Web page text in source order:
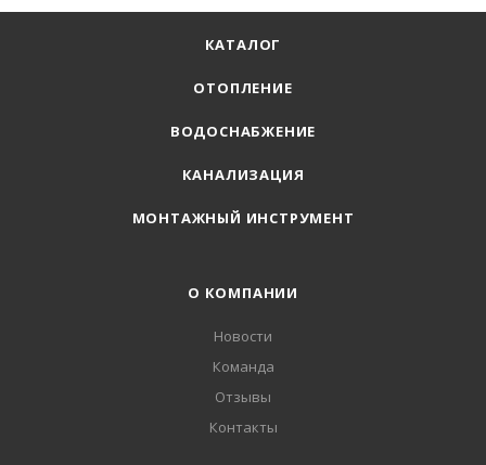
КАТАЛОГ
ОТОПЛЕНИЕ
ВОДОСНАБЖЕНИЕ
КАНАЛИЗАЦИЯ
МОНТАЖНЫЙ ИНСТРУМЕНТ
О КОМПАНИИ
Новости
Команда
Отзывы
Контакты